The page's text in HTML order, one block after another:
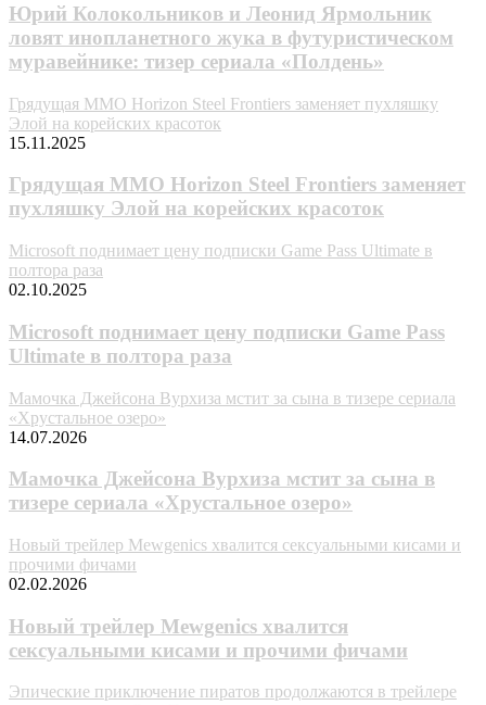
Юрий Колокольников и Леонид Ярмольник
ловят инопланетного жука в футуристическом
муравейнике: тизер сериала «Полдень»
Грядущая MMO Horizon Steel Frontiers заменяет пухляшку
Элой на корейских красоток
15.11.2025
Грядущая MMO Horizon Steel Frontiers заменяет
пухляшку Элой на корейских красоток
Microsoft поднимает цену подписки Game Pass Ultimate в
полтора раза
02.10.2025
Microsoft поднимает цену подписки Game Pass
Ultimate в полтора раза
Мамочка Джейсона Вурхиза мстит за сына в тизере сериала
«Хрустальное озеро»
14.07.2026
Мамочка Джейсона Вурхиза мстит за сына в
тизере сериала «Хрустальное озеро»
Новый трейлер Mewgenics хвалится сексуальными кисами и
прочими фичами
02.02.2026
Новый трейлер Mewgenics хвалится
сексуальными кисами и прочими фичами
Эпические приключение пиратов продолжаются в трейлере